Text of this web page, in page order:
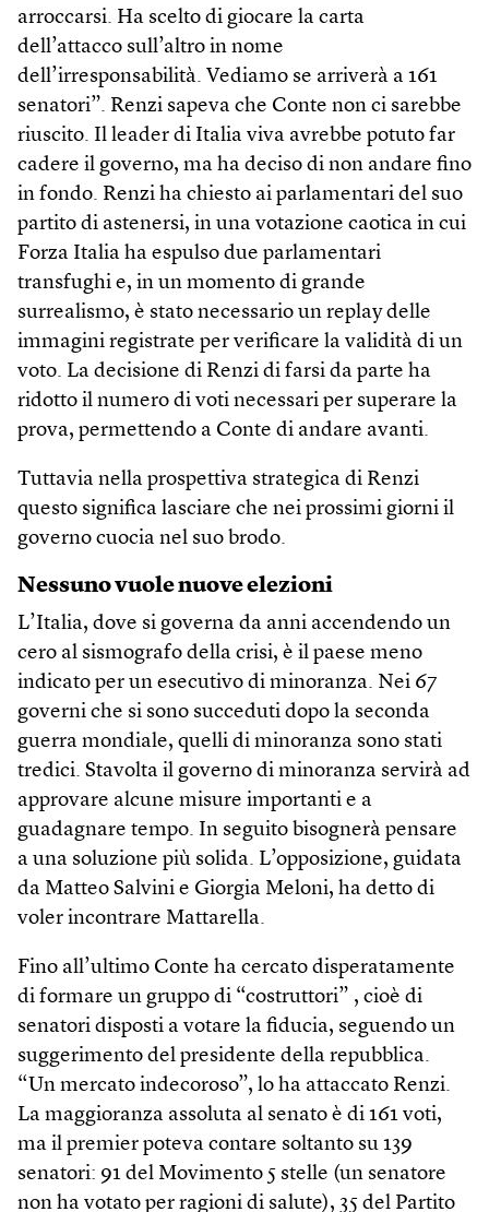
arroccarsi. Ha scelto di giocare la carta
dell’attacco sull’altro in nome
dell’irresponsabilità. Vediamo se arriverà a 161
senatori”. Renzi sapeva che Conte non ci sarebbe
riuscito. Il leader di Italia viva avrebbe potuto far
cadere il governo, ma ha deciso di non andare fino
in fondo. Renzi ha chiesto ai parlamentari del suo
partito di astenersi, in una votazione caotica in cui
Forza Italia ha espulso due parlamentari
transfughi e, in un momento di grande
surrealismo, è stato necessario un replay delle
immagini registrate per verificare la validità di un
voto. La decisione di Renzi di farsi da parte ha
ridotto il numero di voti necessari per superare la
prova, permettendo a Conte di andare avanti.
Tuttavia nella prospettiva strategica di Renzi
questo significa lasciare che nei prossimi giorni il
governo cuocia nel suo brodo.
Nessuno vuole nuove elezioni
L’Italia, dove si governa da anni accendendo un
cero al sismografo della crisi, è il paese meno
indicato per un esecutivo di minoranza. Nei 67
governi che si sono succeduti dopo la seconda
guerra mondiale, quelli di minoranza sono stati
tredici. Stavolta il governo di minoranza servirà ad
approvare alcune misure importanti e a
guadagnare tempo. In seguito bisognerà pensare
a una soluzione più solida. L’opposizione, guidata
da Matteo Salvini e Giorgia Meloni, ha detto di
voler incontrare Mattarella.
Fino all’ultimo Conte ha cercato disperatamente
di formare un gruppo di “costruttori” , cioè di
senatori disposti a votare la fiducia, seguendo un
suggerimento del presidente della repubblica.
“Un mercato indecoroso”, lo ha attaccato Renzi.
La maggioranza assoluta al senato è di 161 voti,
ma il premier poteva contare soltanto su 139
senatori: 91 del Movimento 5 stelle (un senatore
non ha votato per ragioni di salute), 35 del Partito